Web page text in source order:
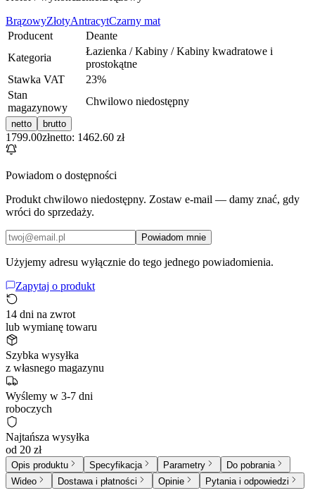
BrązowyZłotyAntracytCzarny mat
Producent
Deante
Kategoria
Łazienka / Kabiny / Kabiny kwadratowe i
prostokątne
Stawka VAT
23%
Stan
magazynowy
Chwilowo niedostępny
netto brutto
1799.00złnetto: 1462.60 zł
Powiadom o dostępności
Produkt chwilowo niedostępny. Zostaw e-mail — damy znać, gdy
wróci do sprzedaży.
Powiadom mnie
Użyjemy adresu wyłącznie do tego jednego powiadomienia.
Zapytaj o produkt
14 dni na zwrot
lub wymianę towaru
Szybka wysyłka
z własnego magazynu
Wyślemy w 3-7 dni
roboczych
Najtańsza wysyłka
od 20 zł
Opis produktu Specyfikacja Parametry
Do pobrania
Wideo
Dostawa i płatności Opinie Pytania i odpowiedzi